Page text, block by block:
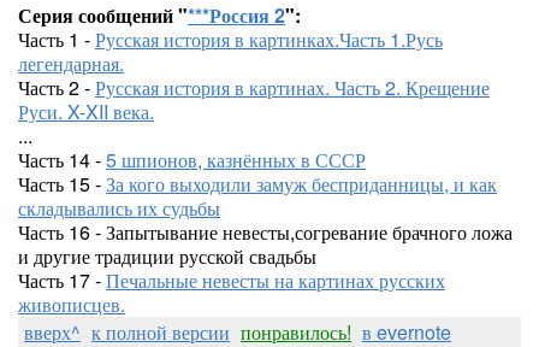
Серия сообщений "***Россия 2":
Часть 1 -Русская история в картинках.Часть 1.Русь
легендарная.
Часть 2 -Русская история в картинах. Часть 2. Крещение
Руси. X-XII века.
...
Часть 14 -5 шпионов, казнённых в СССР
Часть 15 -За кого выходили замуж бесприданницы, и как
складывались их судьбы
Часть 16 - Запытывание невесты,согревание брачного ложа
и другие традиции русской свадьбы
Часть 17 -Печальные невесты на картинах русских
живописцев.
вверх^ к полной версии понравилось! в evernote